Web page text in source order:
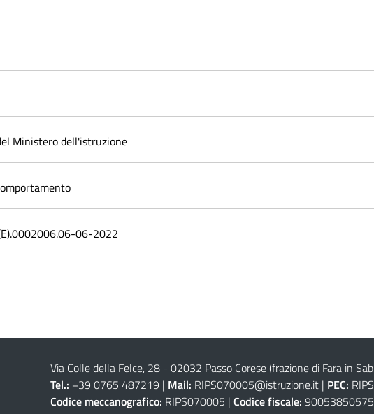
Ministero dell'istruzione
06-2022
Via Colle della Felce, 28 - 02032 Passo Corese (frazione di Fara in
Tel.: +39 0765 487219 | Mail: RIPS070005@istruzione.it| PEC:
Codice meccanografico: RIPS070005 | Codice fiscale: